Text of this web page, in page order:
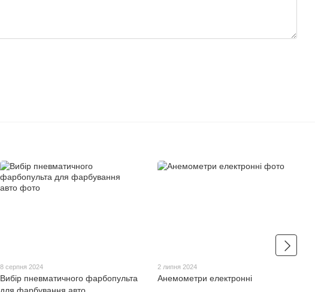
8 серпня 2024
Вибір пневматичного фарбопульта
для фарбування авто
2 липня 2024
Анемометри електронні